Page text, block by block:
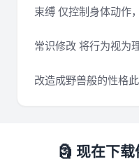
束缚 仅控制身体动作
常识修改 将行为视为
改造成野兽般的性格
🗿 现在下